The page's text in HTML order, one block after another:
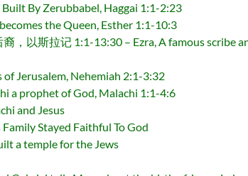
By Zerubbabel, Haggai 1:1-2:23
the Queen, Esther 1:1-10:3
，以斯拉记 1:1-13:30 – Ezra, A famous scribe
Jerusalem, Nehemiah 2:1-3:32
a prophet of God, Malachi 1:1-4:6
and Jesus
Stayed Faithful To God
a temple for the Jews